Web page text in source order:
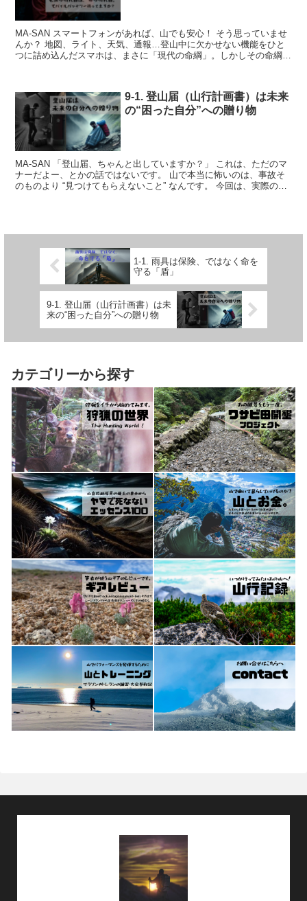
MA-SAN スマートフォンがあれば、山でも安心！ そう思っていませ
んか？ 地図、ライト、天気、通報…登山中に欠かせない機能をひと
つに詰め込んだスマホは、まさに「現代の命綱」。しかしその命綱
9-1. 登山届（山行計画書）は未来
の“困った自分”への贈り物
MA-SAN 「登山届、ちゃんと出していますか？」 これは、ただのマ
ナーだよー、とかの話ではないです。 山で本当に怖いのは、事故そ
のものより “見つけてもらえないこと” なんです。 今回は、実際の救
1-1. 雨具は保険、ではなく命を
守る「盾」
9-1. 登山届（山行計画書）は未
来の“困った自分”への贈り物
カテゴリーから探す